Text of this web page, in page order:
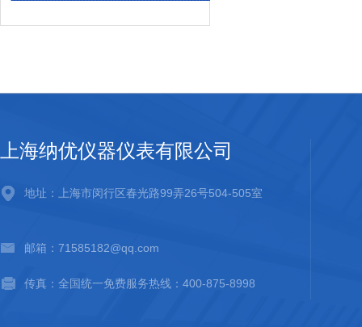
上海纳优仪器仪表有限公司
地址：上海市闵行区春光路99弄26号504-505室
邮箱：71585182@qq.com
传真：全国统一免费服务热线：400-875-8998